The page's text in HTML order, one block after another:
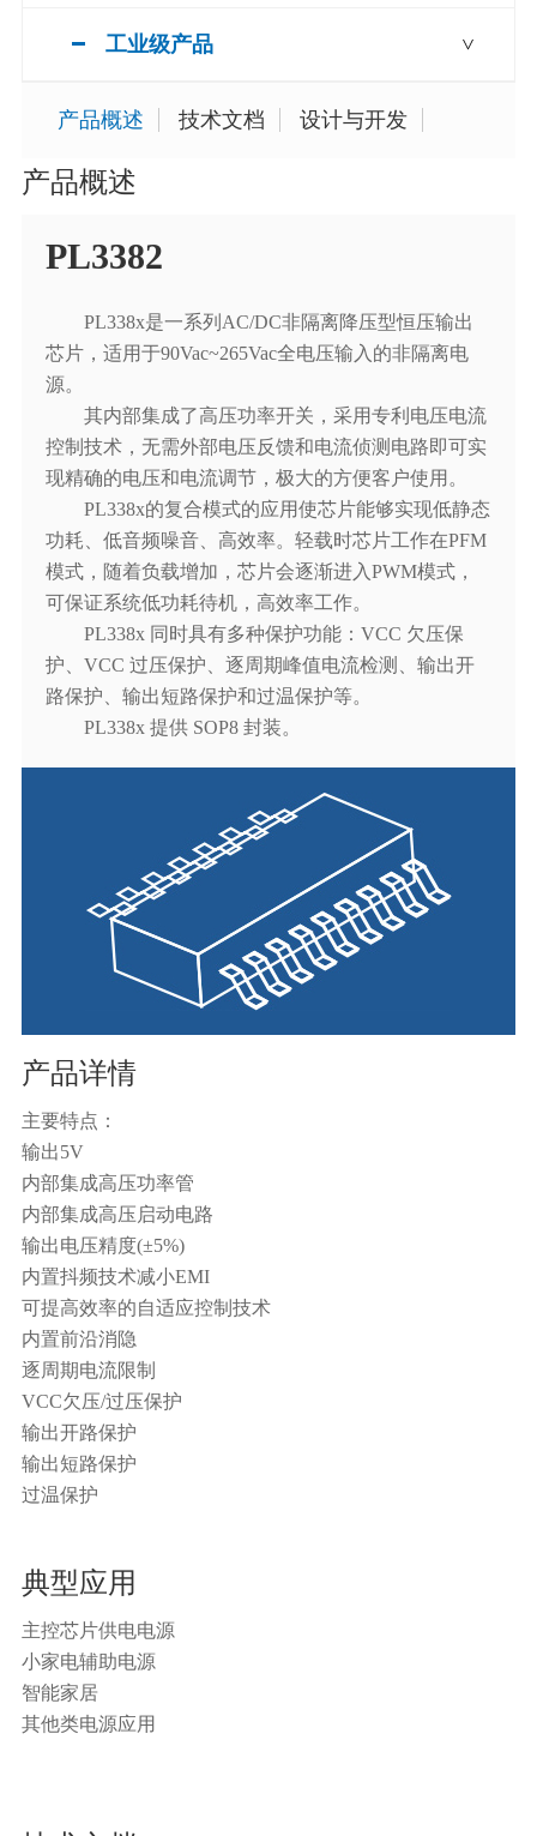
工业级产品 >
产品概述 技术文档 设计与开发
产品概述
PL3382
PL338x是一系列AC/DC非隔离降压型恒压输出
芯片，适用于90Vac~265Vac全电压输入的非隔离电
源。
其内部集成了高压功率开关，采用专利电压电流
控制技术，无需外部电压反馈和电流侦测电路即可实
现精确的电压和电流调节，极大的方便客户使用。
PL338x的复合模式的应用使芯片能够实现低静态
功耗、低音频噪音、高效率。轻载时芯片工作在PFM
模式，随着负载增加，芯片会逐渐进入PWM模式，
可保证系统低功耗待机，高效率工作。
PL338x 同时具有多种保护功能：VCC 欠压保
护、VCC 过压保护、逐周期峰值电流检测、输出开
路保护、输出短路保护和过温保护等。
PL338x 提供 SOP8 封装。
产品详情
主要特点：
输出5V
内部集成高压功率管
内部集成高压启动电路
输出电压精度(±5%)
内置抖频技术减小EMI
可提高效率的自适应控制技术
内置前沿消隐
逐周期电流限制
VCC欠压/过压保护
输出开路保护
输出短路保护
过温保护
典型应用
主控芯片供电电源
小家电辅助电源
智能家居
其他类电源应用